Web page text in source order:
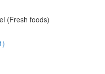
(Fresh foods)